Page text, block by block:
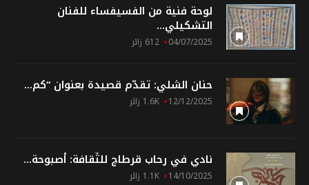
لوحة فنية من الفسيفساء للفنان
التشكيلي...
04/07/2025 612 زائر
حنان الشلي: تقدّم قصيدة بعنوان “كم...
12/12/2025 1.6K زائر
نادي في رحاب قرطاج للثّقافة: أصبوحة...
14/10/2025 1.1K زائر